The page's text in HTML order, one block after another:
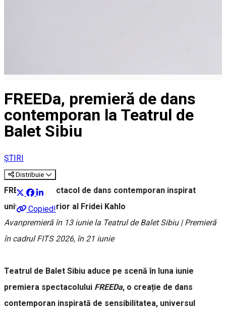
FREEDa, premieră de dans
contemporan la Teatrul de
Balet Sibiu
ȘTIRI
Distribuie
Copied!
FREEDa – spectacol de dans contemporan inspirat
universul interior al Fridei Kahlo
Avanpremieră în 13 iunie la Teatrul de Balet Sibiu | Premieră
în cadrul FITS 2026, în 21 iunie
Teatrul de Balet Sibiu aduce pe scenă în luna iunie
premiera spectacolului FREEDa, o creație de dans
contemporan inspirată de sensibilitatea, universul